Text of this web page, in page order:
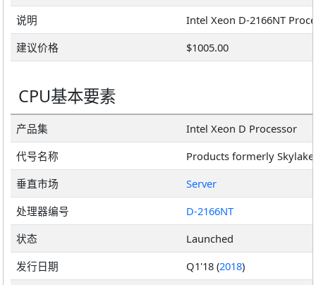
说明
建议价格
$1005.00
CPU基本要素
产品集
Intel Xeon D Processor
代号名称
Products formerly Skylake
垂直市场
Server
处理器编号
D-2166NT
状态
Launched
发行日期
Q1'18 (2018)